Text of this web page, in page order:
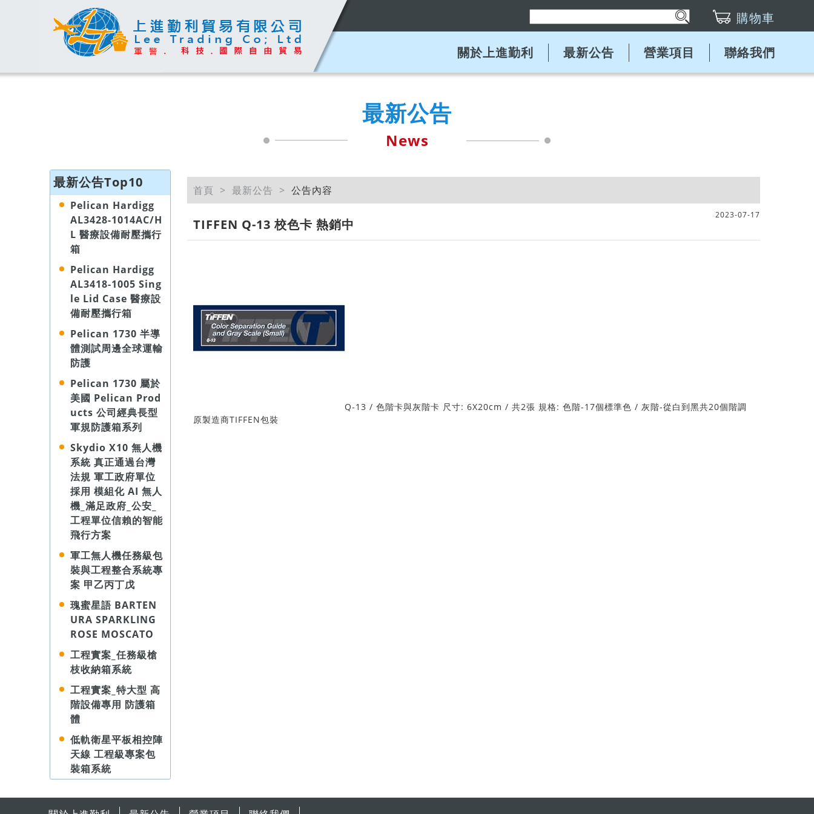
購物車
關於上進勤利 最新公告 營業項目 聯絡我們
最新公告
News
最新公告Top10
Pelican Hardigg
AL3428-1014AC/H
L 醫療設備耐壓攜行
箱
Pelican Hardigg
AL3418-1005 Sing
le Lid Case 醫療設
備耐壓攜行箱
Pelican 1730 半導
體測試周邊全球運輸
防護
Pelican 1730 屬於
美國 Pelican Prod
ucts 公司經典長型
軍規防護箱系列
Skydio X10 無人機
系統 真正通過台灣
法規 軍工政府單位
採用 模組化 AI 無人
機_滿足政府_公安_
工程單位信賴的智能
飛行方案
軍工無人機任務級包
裝與工程整合系統專
案 甲乙丙丁戊
瑰蜜星語 BARTEN
URA SPARKLING
ROSE MOSCATO
工程實案_任務級槍
枝收納箱系統
工程實案_特大型 高
階設備專用 防護箱
體
低軌衛星平板相控陣
天線 工程級專案包
裝箱系統
首頁 最新公告 公告內容
TIFFEN Q-13 校色卡 熱銷中
2023-07-17
Q-13 / 色階卡與灰階卡 尺寸: 6X20cm / 共2張 規格: 色階-17個標準色 / 灰階-從白到黑共20個階調
原製造商TIFFEN包裝